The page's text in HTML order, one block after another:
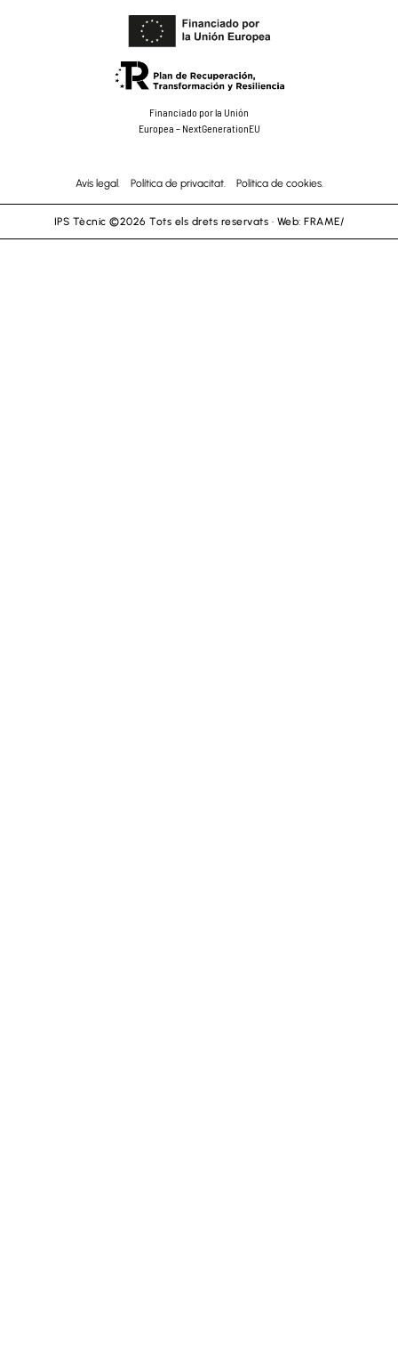
Financiado por la Unión
Europea – NextGenerationEU
Avís legal. Política de privacitat. Política de cookies.
IPS Tècnic ©2026 Tots els drets reservats · Web:FRAME/